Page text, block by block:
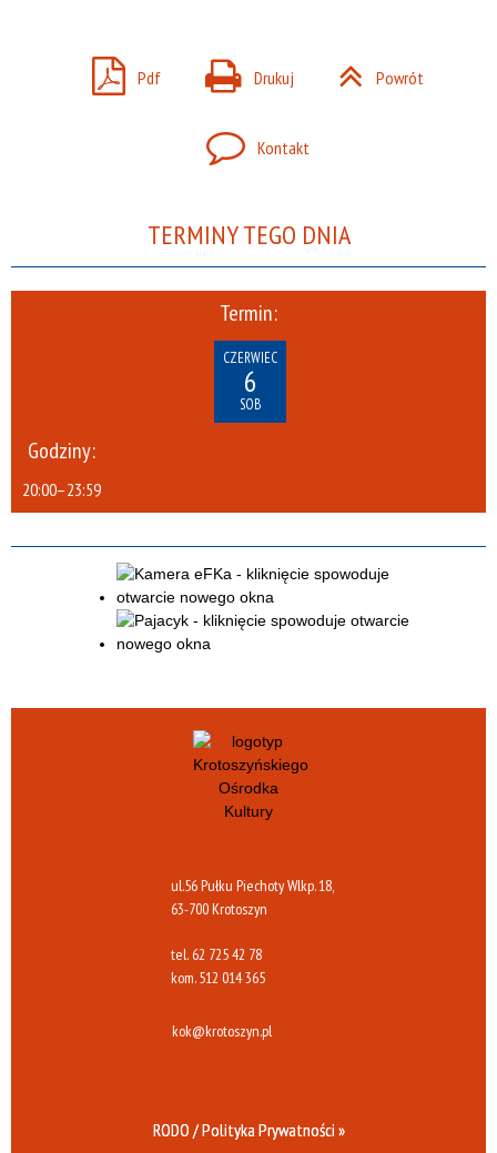
Pdf Drukuj Powrót
Kontakt
TERMINY TEGO DNIA
Termin:
CZERWIEC
6
SOB
Godziny:
20:00–23:59
ul.56 Pułku Piechoty Wlkp. 18,
63-700 Krotoszyn
tel. 62 725 42 78
kom.512 014 365
kok@krotoszyn.pl
RODO / Polityka Prywatności »